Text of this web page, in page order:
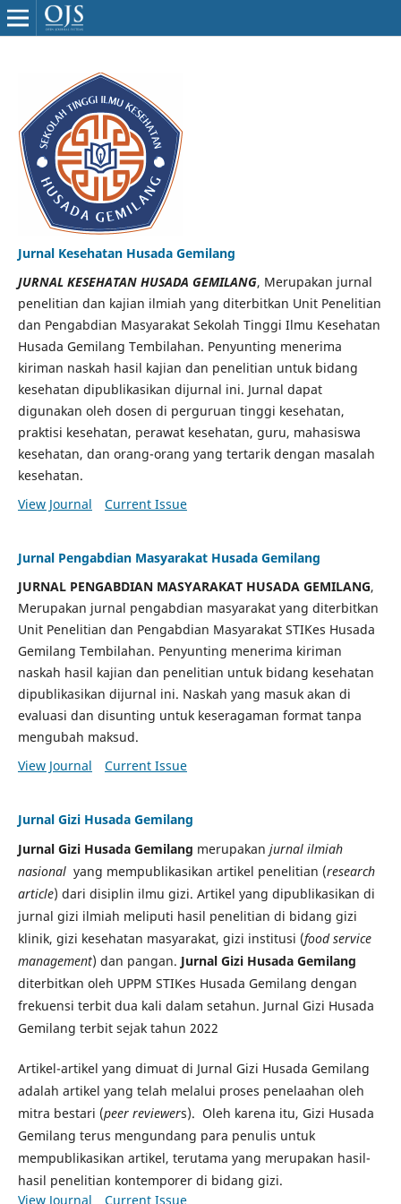
Jurnal Kesehatan Husada Gemilang
JURNAL KESEHATAN HUSADA GEMILANG, Merupakan jurnal
penelitian dan kajian ilmiah yang diterbitkan Unit Penelitian
dan Pengabdian Masyarakat Sekolah Tinggi Ilmu Kesehatan
Husada Gemilang Tembilahan. Penyunting menerima
kiriman naskah hasil kajian dan penelitian untuk bidang
kesehatan dipublikasikan dijurnal ini. Jurnal dapat
digunakan oleh dosen di perguruan tinggi kesehatan,
praktisi kesehatan, perawat kesehatan, guru, mahasiswa
kesehatan, dan orang-orang yang tertarik dengan masalah
kesehatan.
View Journal
Current Issue
Jurnal Pengabdian Masyarakat Husada Gemilang
JURNAL PENGABDIAN MASYARAKAT HUSADA GEMILANG,
Merupakan jurnal pengabdian masyarakat yang diterbitkan
Unit Penelitian dan Pengabdian Masyarakat STIKes Husada
Gemilang Tembilahan. Penyunting menerima kiriman
naskah hasil kajian dan penelitian untuk bidang kesehatan
dipublikasikan dijurnal ini. Naskah yang masuk akan di
evaluasi dan disunting untuk keseragaman format tanpa
mengubah maksud.
View Journal
Current Issue
Jurnal Gizi Husada Gemilang
Jurnal Gizi Husada Gemilang merupakan jurnal ilmiah
nasionalyang mempublikasikan artikel penelitian (research
article) dari disiplin ilmu gizi. Artikel yang dipublikasikan di
jurnal gizi ilmiah meliputi hasil penelitian di bidang gizi
klinik, gizi kesehatan masyarakat, gizi institusi (food service
management) dan pangan. Jurnal Gizi Husada Gemilang
diterbitkan oleh UPPM STIKes Husada Gemilang dengan
frekuensi terbit dua kali dalam setahun. Jurnal Gizi Husada
Gemilang terbit sejak tahun 2022
Artikel-artikel yang dimuat di Jurnal Gizi Husada Gemilang
adalah artikel yang telah melalui proses penelaahan oleh
mitra bestari (peer reviewers). Oleh karena itu, Gizi Husada
Gemilang terus mengundang para penulis untuk
mempublikasikan artikel, terutama yang merupakan hasil-
hasil penelitian kontemporer di bidang gizi.
View Journal
Current Issue